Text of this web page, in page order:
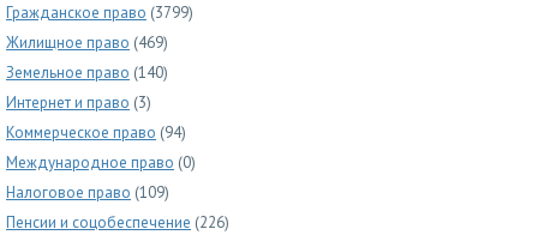
Гражданское право (3799)
Жилищное право (469)
Земельное право (140)
Интернет и право (3)
Коммерческое право (94)
Международное право (0)
Налоговое право (109)
Пенсии и соцобеспечение (226)